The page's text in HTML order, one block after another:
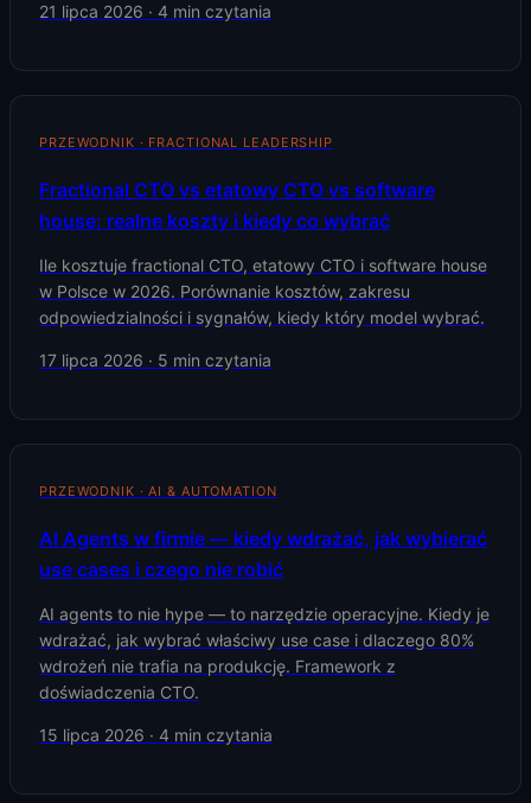
21 lipca 2026 · 4 min czytania
PRZEWODNIK · FRACTIONAL LEADERSHIP
Fractional CTO vs etatowy CTO vs software
house: realne koszty i kiedy co wybrać
Ile kosztuje fractional CTO, etatowy CTO i software house
w Polsce w 2026. Porównanie kosztów, zakresu
odpowiedzialności i sygnałów, kiedy który model wybrać.
17 lipca 2026 · 5 min czytania
PRZEWODNIK · AI & AUTOMATION
AI Agents w firmie — kiedy wdrażać, jak wybierać
use cases i czego nie robić
AI agents to nie hype — to narzędzie operacyjne. Kiedy je
wdrażać, jak wybrać właściwy use case i dlaczego 80%
wdrożeń nie trafia na produkcję. Framework z
doświadczenia CTO.
15 lipca 2026 · 4 min czytania